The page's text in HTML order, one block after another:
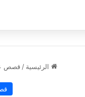
الرئيسية / قصص